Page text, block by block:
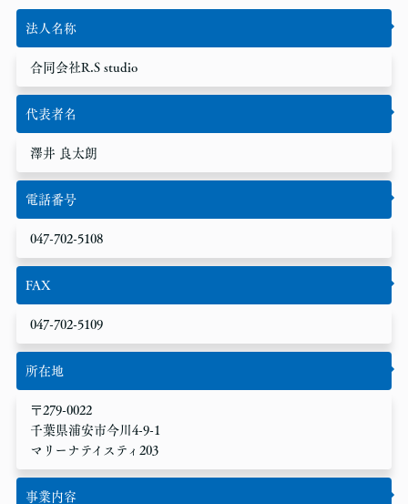
のいずれかに該当する場合を除き、個人情報を第三者に開示いた
・お客さまの同意がある場合・お客さまが希望されるサービスを
行なうために当社が業務を委託する業者に対して開示する場合・
法令に基づき開示することが必要である場合個人情報の安全対策
ィに万全の対策を講じています。
ご本人の照会
れる場合には、ご本人であることを確認の上、対応させていただ
法令、規範の遵守と見直し
当社は、保有する個人情報に関して適用される日本の法令、その
他規範を遵守するとともに、本ポリシーの内容を適宜見直し、そ
の改善に努めます。
法人名称
合同会社R.S studio
代表者名
澤井 良太朗
電話番号
047-702-5108
FAX
047-702-5109
所在地
〒279-0022
千葉県浦安市今川4-9-1
マリーナテイスティ203
事業内容